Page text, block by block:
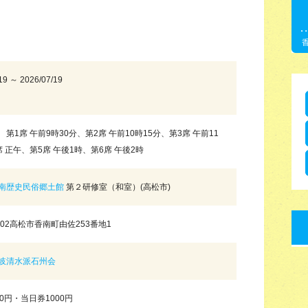
～ 2026/07/19
1席 午前9時30分、第2席 午前10時15分、第3席 午前11
正午、第5席 午後1時、第6席 午後2時
歴史民俗郷土館 第２研修室（和室）(高松市)
高松市香南町由佐253番地1
清水派石州会
円・当日券1000円